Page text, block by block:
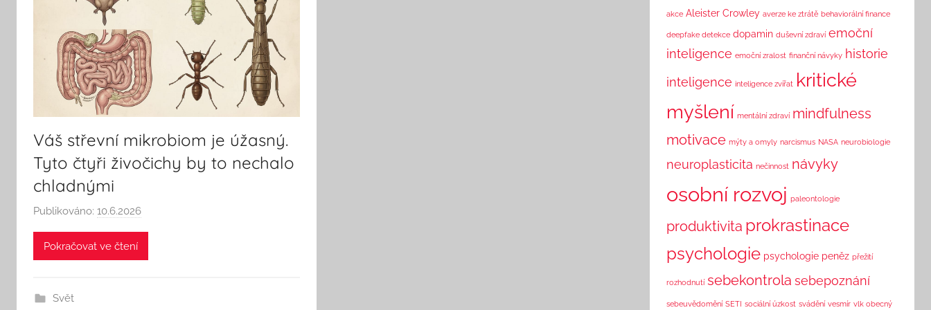
Váš střevní mikrobiom je úžasný.
Tyto čtyři živočichy by to nechalo
chladnými
Publikováno: 10.6.2026
u
Pokračovat ve čtení
Svět
akce Aleister Crowley averze ke ztrátě behaviorální finance
deepfake detekce dopamin duševní zdraví emoční
inteligence emoční zralost finanční návyky historie
inteligence inteligence zvířat kritické
myšlení mentální zdraví mindfulness
motivace mýty a omyly narcismus NASA neurobiologie
neuroplasticita nečinnost návyky
osobní rozvoj paleontologie
produktivita prokrastinace
psychologie psychologie peněz přežití
rozhodnutí sebekontrola sebepoznání
sebeuvědomění SETI sociální úzkost svádění vesmír vlk obecný